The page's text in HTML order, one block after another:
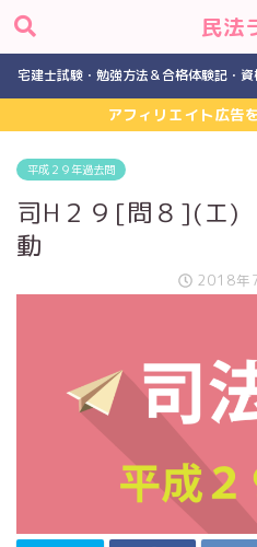
民法
宅建士試験・勉強方法＆合格体験記・
アフィリエイト広告
平成２９年過去問
司H２９[問８](エ)
動
2018年